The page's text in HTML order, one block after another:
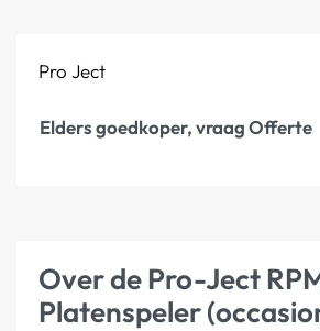
Pro Ject
Elders goedkoper, vraag Offerte
Over de Pro-Ject
Platenspeler